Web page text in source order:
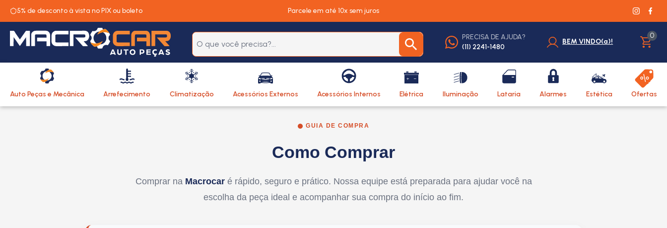
5% de desconto à vista no PIX ou boleto Parcele em até 10x sem juros
PRECISA DE AJUDA?
(11) 2241-1480
BEM VINDO(a)!
0
Auto Peças e Mecânica Arrefecimento Climatização Acessórios Externos Acessórios Internos Elétrica Iluminação Lataria Alarmes Estética Ofertas
GUIA DE COMPRA
Como Comprar
Comprar na Macrocaré rápido, seguro e prático. Nossa equipe está preparada para ajudar você na
escolha da peça ideal e acompanhar sua compra do início ao fim.